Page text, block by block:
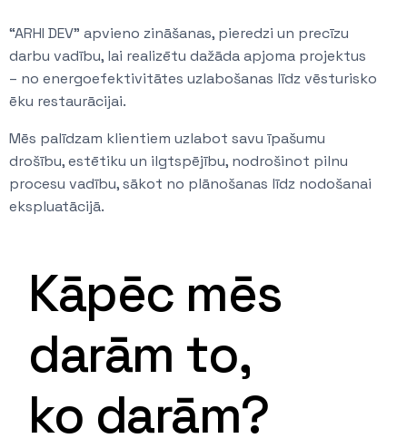
“ARHI DEV” apvieno zināšanas, pieredzi un precīzu
darbu vadību, lai realizētu dažāda apjoma projektus
– no energoefektivitātes uzlabošanas līdz vēsturisko
ēku restaurācijai.
Mēs palīdzam klientiem uzlabot savu īpašumu
drošību, estētiku un ilgtspējību, nodrošinot pilnu
procesu vadību, sākot no plānošanas līdz nodošanai
ekspluatācijā.
Kāpēc mēs
darām to,
ko darām?